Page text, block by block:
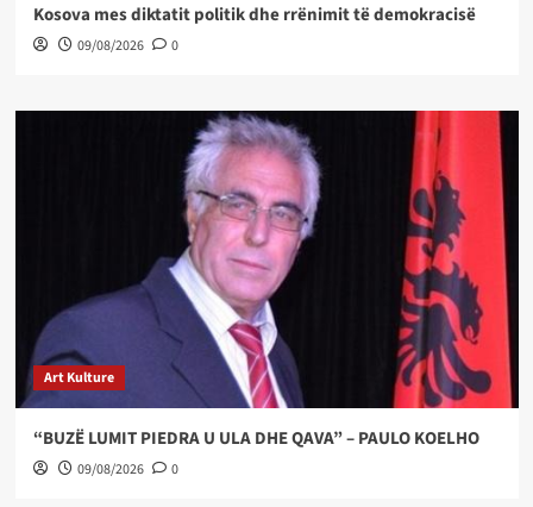
Kosova mes diktatit politik dhe rrënimit të demokracisë
09/08/2026 0
Art Kulture
“BUZË LUMIT PIEDRA U ULA DHE QAVA” – PAULO KOELHO
09/08/2026 0